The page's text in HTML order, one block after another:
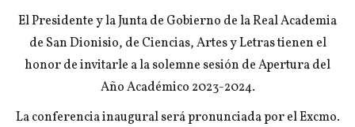
El Presidente y la Junta de Gobierno de la Real Academia
de San Dionisio, de Ciencias, Artes y Letras tienen el
honor de invitarle a la solemne sesión de Apertura del
Año Académico 2023-2024.
La conferencia inaugural será pronunciada por el Excmo.